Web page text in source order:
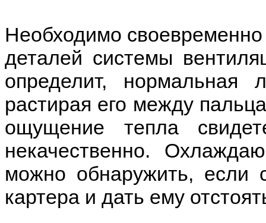
Необходимо своевременно
деталей системы
определит,
растирая его между
ощущение тепла
некачественно.
можно обнаружить, если
картера и дать ему